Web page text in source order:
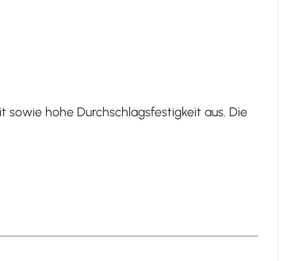
hohe Durchschlagsfestigkeit aus. Die